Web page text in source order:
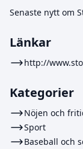
Senaste nytt om
Länkar
http://
Kategorier
Nöjen och
Sport
Baseball och